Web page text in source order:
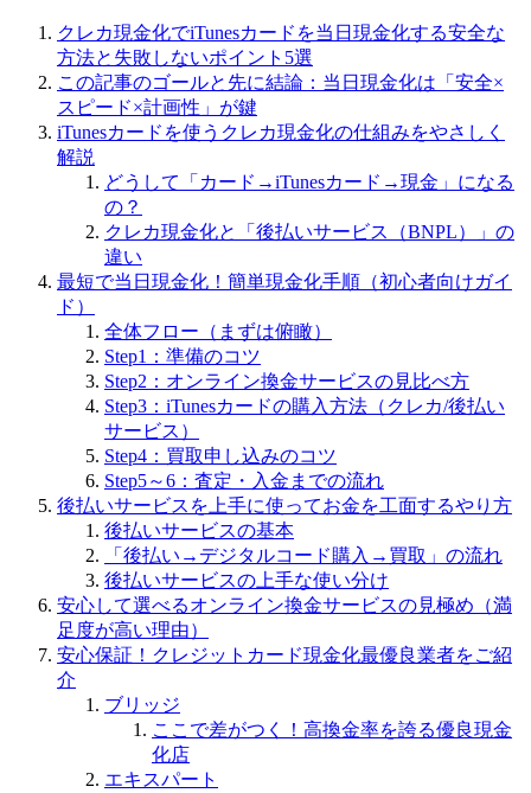
クレカ現金化でiTunesカードを当日現金化する安全な
方法と失敗しないポイント5選
この記事のゴールと先に結論：当日現金化は「安全×
スピード×計画性」が鍵
iTunesカードを使うクレカ現金化の仕組みをやさしく
解説
どうして「カード→iTunesカード→現金」になる
の？
クレカ現金化と「後払いサービス（BNPL）」の
違い
最短で当日現金化！簡単現金化手順（初心者向けガイ
ド）
全体フロー（まずは俯瞰）
Step1：準備のコツ
Step2：オンライン換金サービスの見比べ方
Step3：iTunesカードの購入方法（クレカ/後払い
サービス）
Step4：買取申し込みのコツ
Step5～6：査定・入金までの流れ
後払いサービスを上手に使ってお金を工面するやり方
後払いサービスの基本
「後払い→デジタルコード購入→買取」の流れ
後払いサービスの上手な使い分け
安心して選べるオンライン換金サービスの見極め（満
足度が高い理由）
安心保証！クレジットカード現金化最優良業者をご紹
介
ブリッジ
ここで差がつく！高換金率を誇る優良現金
化店
エキスパート